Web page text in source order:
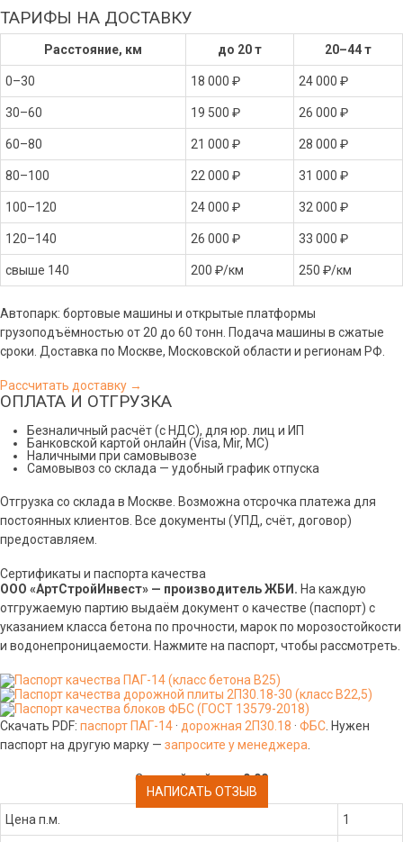
ТАРИФЫ НА ДОСТАВКУ
Расстояние, км до 20 т 20–44 т
0–30 18 000 ₽ 24 000 ₽
30–60 19 500 ₽ 26 000 ₽
60–80 21 000 ₽ 28 000 ₽
80–100 22 000 ₽ 31 000 ₽
100–120 24 000 ₽ 32 000 ₽
120–140 26 000 ₽ 33 000 ₽
свыше 140 200 ₽/км 250 ₽/км
Автопарк: бортовые машины и открытые платформы
грузоподъёмностью от 20 до 60 тонн. Подача машины в сжатые
сроки. Доставка по Москве, Московской области и регионам РФ.
Рассчитать доставку →
ОПЛАТА И ОТГРУЗКА
Безналичный расчёт (с НДС), для юр. лиц и ИП
Банковской картой онлайн (Visa, Mir, МС)
Наличными при самовывозе
Самовывоз со склада — удобный график отпуска
Отгрузка со склада в Москве. Возможна отсрочка платежа для
постоянных клиентов. Все документы (УПД, счёт, договор)
предоставляем.
Сертификаты и паспорта качества
ООО «АртСтройИнвест» — производитель ЖБИ. На каждую
отгружаемую партию выдаём документ о качестве (паспорт) с
указанием класса бетона по прочности, марок по морозостойкости
и водонепроницаемости. Нажмите на паспорт, чтобы рассмотреть.
Скачать PDF: паспорт ПАГ-14 · дорожная 2П30.18 · ФБС . Нужен
паспорт на другую марку — запросите у менеджера
Средний рейтинг:0.00
НАПИСАТЬ ОТЗЫВ
Цена п.м.
1